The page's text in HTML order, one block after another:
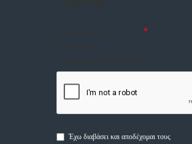
Έχω διαβάσει και αποδέχομαι τους